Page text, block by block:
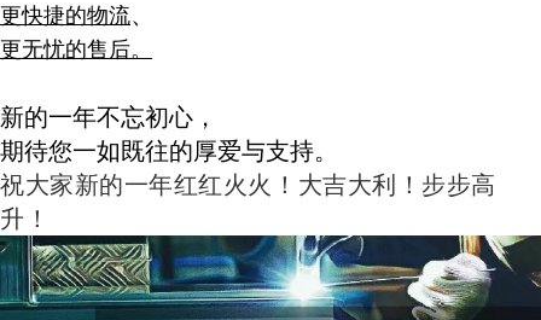
更快捷的物流、
更无忧的售后。
新的一年不忘初心，
期待您一如既往的厚爱与支持。
祝大家新的一年红红火火！大吉大利！步步高
升！